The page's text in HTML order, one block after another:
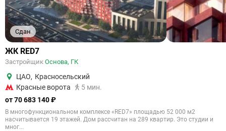
Сдан
ЖК RED7
Застройщик Основа, ГК
ЦАО, Красносельский
Красные ворота
5 мин.
от 70 683 140 ₽
В многофункциональном комплексе «RED7» площадью 52 000 м2
насчитывается 19 этажей. Дом рассчитан на 289 квартир. Это студии и
мног...